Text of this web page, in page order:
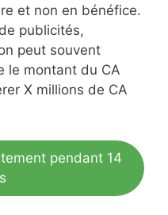
et non en bénéfice.
publicités,
peut souvent
le montant du CA
X millions de CA
pendant 14